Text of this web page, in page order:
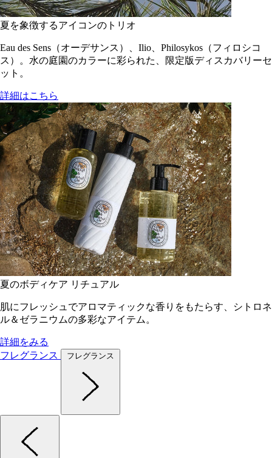
夏を象徴するアイコンのトリオ
Eau des Sens（オーデサンス）、Ilio、Philosykos（フィロシコ
ス）。水の庭園のカラーに彩られた、限定版ディスカバリーセ
ット。
詳細はこちら
夏のボディケア リチュアル
肌にフレッシュでアロマティックな香りをもたらす、シトロネ
ル＆ゼラニウムの多彩なアイテム。
詳細をみる
フレグランス
フレグランス